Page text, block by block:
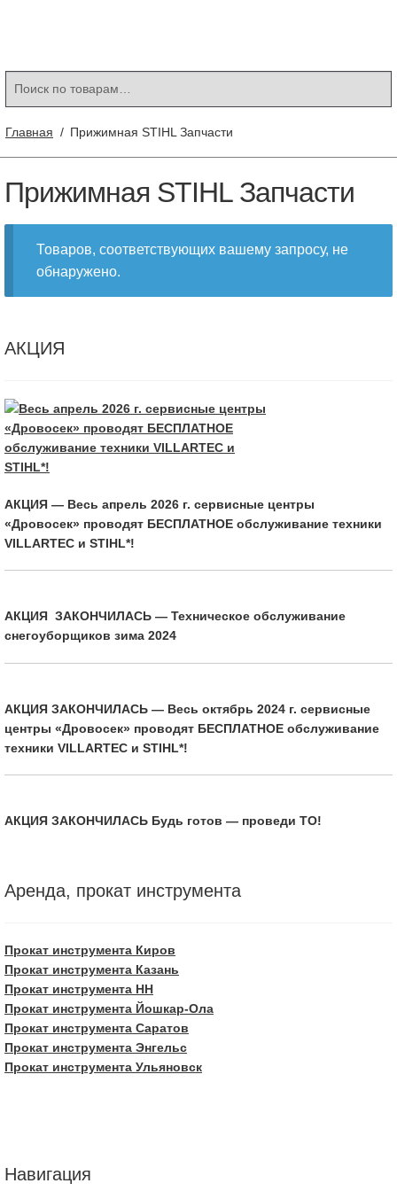
Главная / Прижимная STIHL Запчасти
Прижимная STIHL Запчасти
Товаров, соответствующих вашему запросу, не
обнаружено.
АКЦИЯ
АКЦИЯ — Весь апрель 2026 г. сервисные центры
«Дровосек» проводят БЕСПЛАТНОЕ обслуживание техники
VILLARTEC и STIHL*!
АКЦИЯ ЗАКОНЧИЛАСЬ — Техническое обслуживание
снегоуборщиков зима 2024
АКЦИЯ ЗАКОНЧИЛАСЬ — Весь октябрь 2024 г. сервисные
центры «Дровосек» проводят БЕСПЛАТНОЕ обслуживание
техники VILLARTEC и STIHL*!
АКЦИЯ ЗАКОНЧИЛАСЬ Будь готов — проведи ТО!
Аренда, прокат инструмента
Прокат инструмента Киров
Прокат инструмента Казань
Прокат инструмента НН
Прокат инструмента Йошкар-Ола
Прокат инструмента Саратов
Прокат инструмента Энгельс
Прокат инструмента Ульяновск
Навигация